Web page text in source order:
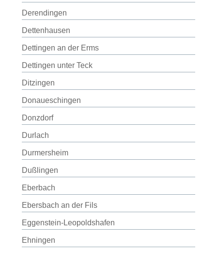
Derendingen
Dettenhausen
Dettingen an der Erms
Dettingen unter Teck
Ditzingen
Donaueschingen
Donzdorf
Durlach
Durmersheim
Dußlingen
Eberbach
Ebersbach an der Fils
Eggenstein-Leopoldshafen
Ehningen